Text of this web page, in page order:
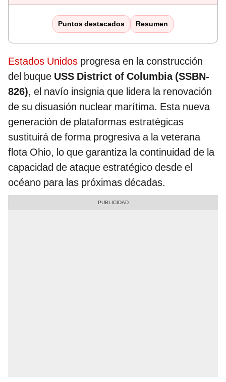
Puntos destacados Resumen
Estados Unidos progresa en la construcción
del buque USS District of Columbia (SSBN-
826), el navío insignia que lidera la renovación
de su disuasión nuclear marítima. Esta nueva
generación de plataformas estratégicas
sustituirá de forma progresiva a la veterana
flota Ohio, lo que garantiza la continuidad de la
capacidad de ataque estratégico desde el
océano para las próximas décadas.